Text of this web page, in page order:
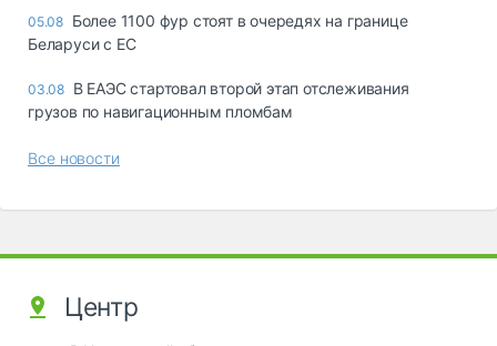
05.08 Более 1100 фур стоят в очередях на границе
Беларуси с ЕС
03.08 В ЕАЭС стартовал второй этап отслеживания
грузов по навигационным пломбам
Все новости
Центр